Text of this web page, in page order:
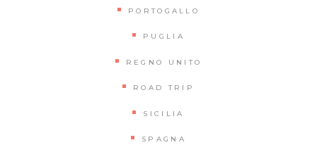
PORTOGALLO
PUGLIA
REGNO UNITO
ROAD TRIP
SICILIA
SPAGNA